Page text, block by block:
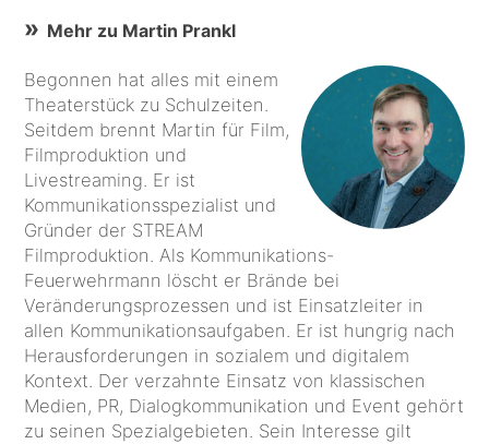
Mehr zu Martin Prankl
Begonnen hat alles mit einem
Theaterstück zu Schulzeiten.
Seitdem brennt Martin für Film,
Filmproduktion und
Livestreaming. Er ist
Kommunikationsspezialist und
Gründer der STREAM
Filmproduktion. Als Kommunikations-
Feuerwehrmann löscht er Brände bei
Veränderungsprozessen und ist Einsatzleiter in
allen Kommunikationsaufgaben. Er ist hungrig nach
Herausforderungen in sozialem und digitalem
Kontext. Der verzahnte Einsatz von klassischen
Medien, PR, Dialogkommunikation und Event gehört
zu seinen Spezialgebieten. Sein Interesse gilt